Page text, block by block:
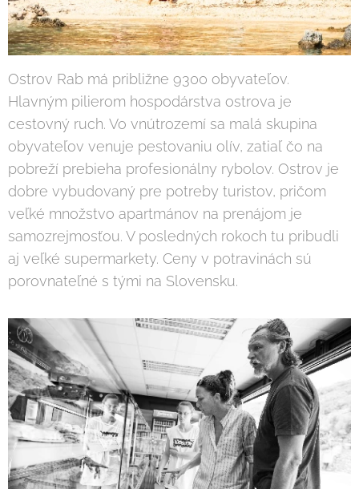
Ostrov Rab má približne 9300 obyvateľov.
Hlavným pilierom hospodárstva ostrova je
cestovný ruch. Vo vnútrozemí sa malá skupina
obyvateľov venuje pestovaniu olív, zatiaľ čo na
pobreží prebieha profesionálny rybolov. Ostrov je
dobre vybudovaný pre potreby turistov, pričom
veľké množstvo apartmánov na prenájom je
samozrejmosťou. V posledných rokoch tu pribudli
aj veľké supermarkety. Ceny v potravinách sú
porovnateľné s tými na Slovensku.